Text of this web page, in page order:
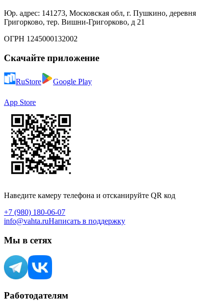
Юр. адрес: 141273, Московская обл, г. Пушкино, деревня
Григорково, тер. Вишни-Григорково, д 21
ОГРН 1245000132002
Скачайте приложение
RuStore Google Play
App Store
Наведите камеру телефона и отсканируйте QR код
+7 (980) 180-06-07
info@vahta.ruНаписать в поддержку
Мы в сетях
Работодателям